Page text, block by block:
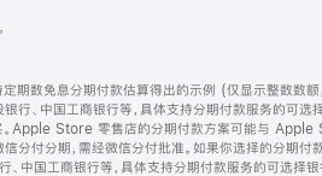
期数免息分期付款估算得出的示例 (仅显示整数数
行、中国工商银行等，具体支持分期付款服务的可
Apple Store 零售店的分期付款方案可能与 Apple
信分付分期，需经微信分付批准。如果你选择的分
、中国工商银行等，具体支持分期付款服务的可选